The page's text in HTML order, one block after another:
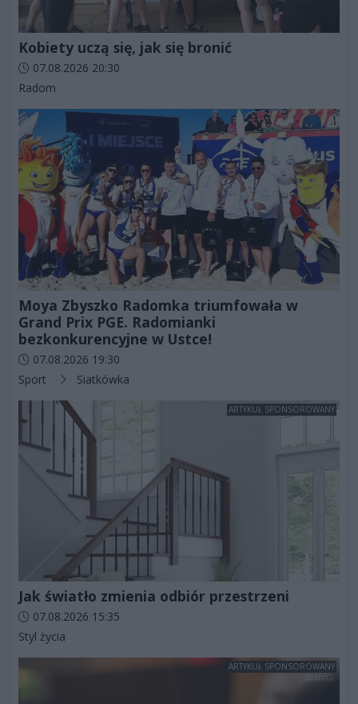
Kobiety uczą się, jak się bronić
Data dodania artykułu:
07.08.2026 20:30
Kategorie artykułu:
Radom
Moya Zbyszko Radomka triumfowała w
Grand Prix PGE. Radomianki
bezkonkurencyjne w Ustce!
Data dodania artykułu:
07.08.2026 19:30
Kategorie artykułu:
Sport Siatkówka
ARTYKUŁ SPONSOROWANY
Jak światło zmienia odbiór przestrzeni
Data dodania artykułu:
07.08.2026 15:35
Kategorie artykułu:
Styl życia
ARTYKUŁ SPONSOROWANY